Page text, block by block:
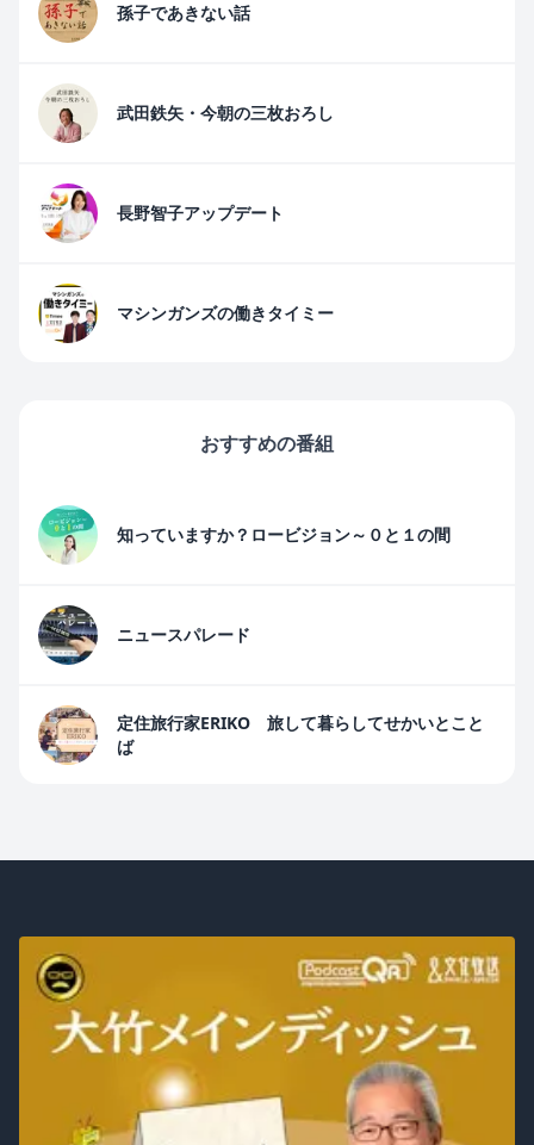
孫子であきない話
武田鉄矢・今朝の三枚おろし
長野智子アップデート
マシンガンズの働きタイミー
おすすめの番組
知っていますか？ロービジョン～０と１の間
ニュースパレード
定住旅行家ERIKO 旅して暮らしてせかいとこと
ば